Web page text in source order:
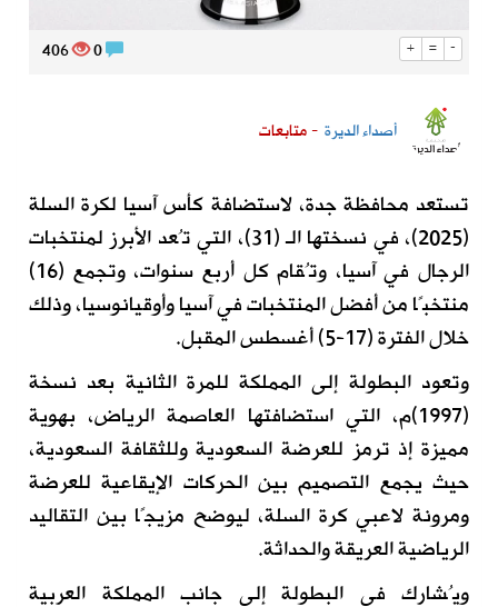
+ = -
406
أصداء الديرة - متابعات
تستعد محافظة جدة، لاستضافة كأس آسيا لكرة السلة
(2025)، في نسختها الـ (31)، التي تُعد الأبرز لمنتخبات
الرجال في آسيا، وتُقام كل أربع سنوات، وتجمع (16)
منتخبًا من أفضل المنتخبات في آسيا وأوقيانوسيا، وذلك
خلال الفترة (17-5) أغسطس المقبل.
وتعود البطولة إلى المملكة للمرة الثانية بعد نسخة
(1997)م، التي استضافتها العاصمة الرياض، بهوية
مميزة إذ ترمز للعرضة السعودية وللثقافة السعودية،
حيث يجمع التصميم بين الحركات الإيقاعية للعرضة
ومرونة لاعبي كرة السلة، ليوضح مزيجًا بين التقاليد
الرياضية العريقة والحداثة.
ويُشارك في البطولة إلى جانب المملكة العربية